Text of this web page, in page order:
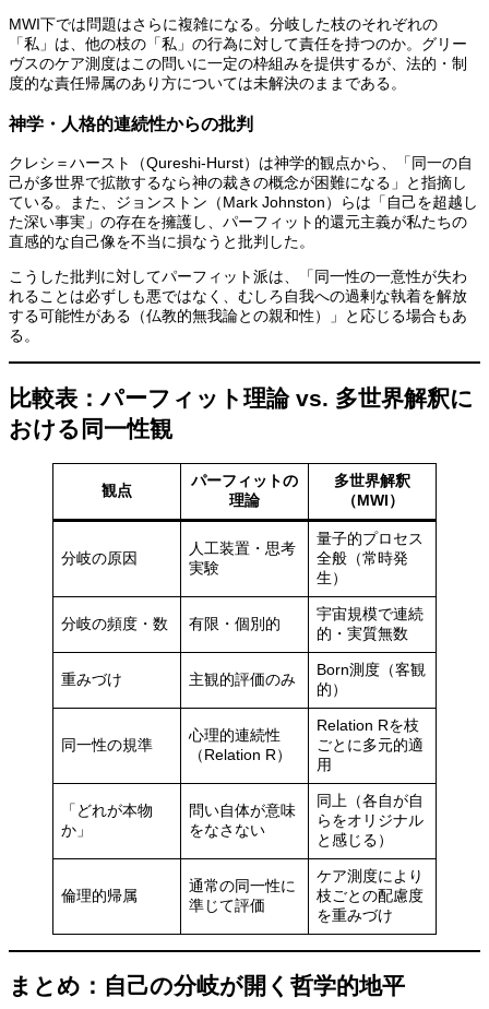
MWI下では問題はさらに複雑になる。分岐した枝のそれぞれの
「私」は、他の枝の「私」の行為に対して責任を持つのか。グリー
ヴスのケア測度はこの問いに一定の枠組みを提供するが、法的・制
度的な責任帰属のあり方については未解決のままである。
神学・人格的連続性からの批判
クレシ＝ハースト（Qureshi-Hurst）は神学的観点から、「同一の自
己が多世界で拡散するなら神の裁きの概念が困難になる」と指摘し
ている。また、ジョンストン（Mark Johnston）らは「自己を超越し
た深い事実」の存在を擁護し、パーフィット的還元主義が私たちの
直感的な自己像を不当に損なうと批判した。
こうした批判に対してパーフィット派は、「同一性の一意性が失わ
れることは必ずしも悪ではなく、むしろ自我への過剰な執着を解放
する可能性がある（仏教的無我論との親和性）」と応じる場合もあ
る。
比較表：パーフィット理論 vs. 多世界解釈に
おける同一性観
観点
パーフィットの
理論
多世界解釈
（MWI）
分岐の原因
人工装置・思考
実験
量子的プロセス
全般（常時発
生）
分岐の頻度・数 有限・個別的
宇宙規模で連続
的・実質無数
重みづけ 主観的評価のみ
Born測度（客観
的）
同一性の規準
心理的連続性
（Relation R）
Relation Rを枝
ごとに多元的適
用
「どれが本物
か」
問い自体が意味
をなさない
同上（各自が自
らをオリジナル
と感じる）
倫理的帰属
通常の同一性に
準じて評価
ケア測度により
枝ごとの配慮度
を重みづけ
まとめ：自己の分岐が開く哲学的地平